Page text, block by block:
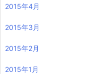
2015年4月
2015年3月
2015年2月
2015年1月